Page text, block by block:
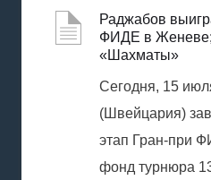
Раджабов
ФИДЕ в Женеве;
«Шахматы»
Сегодня, 15
(Швейцария)
этап Гран-при
фонд турнюра